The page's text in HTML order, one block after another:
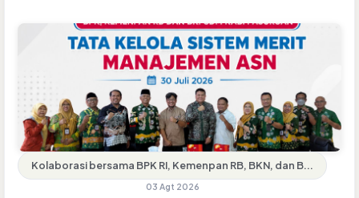
Kolaborasi bersama BPK RI, Kemenpan RB, BKN, dan B...
03 Agt 2026